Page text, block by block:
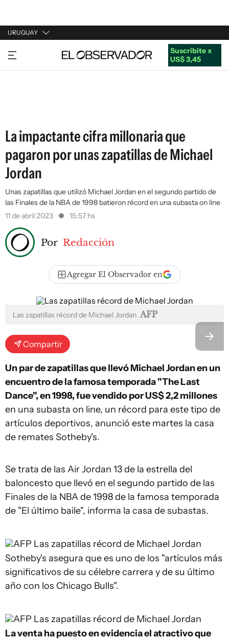
URUGUAY
URUGUAY
ARGENTINA
Suscribite x
US$ 3,45
La impactante cifra millonaria que
pagaron por unas zapatillas de Michael
Jordan
Unas zapatillas que utilizó Michael Jordan en el segundo partido de
las Finales de la NBA de 1998 batieron récord en una subasta on line
11 de abril 2023
15:57 hs
Por Redacción
Agregar El Observador en
Las zapatillas récord de Michael Jordan AFP
Compartir
Un par de zapatillas que llevó Michael Jordan en un
encuentro de la famosa temporada "The Last
Dance", en 1998, fue vendido por US$ 2,2 millones
en una subasta on line, un récord para este tipo de
artículos deportivos, anunció este martes la casa
de remates Sotheby's.
Se trata de las Air Jordan 13 de la estrella del
baloncesto que llevó en el segundo partido de las
Finales de la NBA de 1998 de la famosa temporada
de "El último baile", informa la casa de subastas.
AFP Las zapatillas récord de Michael Jordan
Sotheby's asegura que es uno de los "artículos más
significativos de su célebre carrera y de su último
año con los Chicago Bulls".
AFP Las zapatillas récord de Michael Jordan
La venta ha puesto en evidencia el atractivo que